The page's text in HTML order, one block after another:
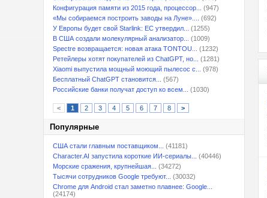
Конфигурация памяти из 2015 года, процессор...
(947)
«Мы собираемся построить заводы на Луне»....
(692)
У Европы будет свой Starlink: ЕС утвердил...
(1255)
В США создали молекулярный анализатор...
(1009)
Spectre возвращается: новая атака TONTOU...
(1232)
Ретейлеры хотят покупателей из ChatGPT, но...
(1281)
Xiaomi выпустила мощный моющий пылесос с...
(978)
Бесплатный ChatGPT становится...
(567)
Российские банки получат доступ ко всем...
(1030)
< 1 2 3 4 5 6 7 8 >
Популярные
США стали главным поставщиком...
(41181)
Character.AI запустила короткие ИИ-сериалы...
(40446)
Морские сражения, крупнейшая...
(34272)
Тысячи сотрудников Google требуют...
(30032)
Chrome для Android стал заметно плавнее: Google...
(24174)